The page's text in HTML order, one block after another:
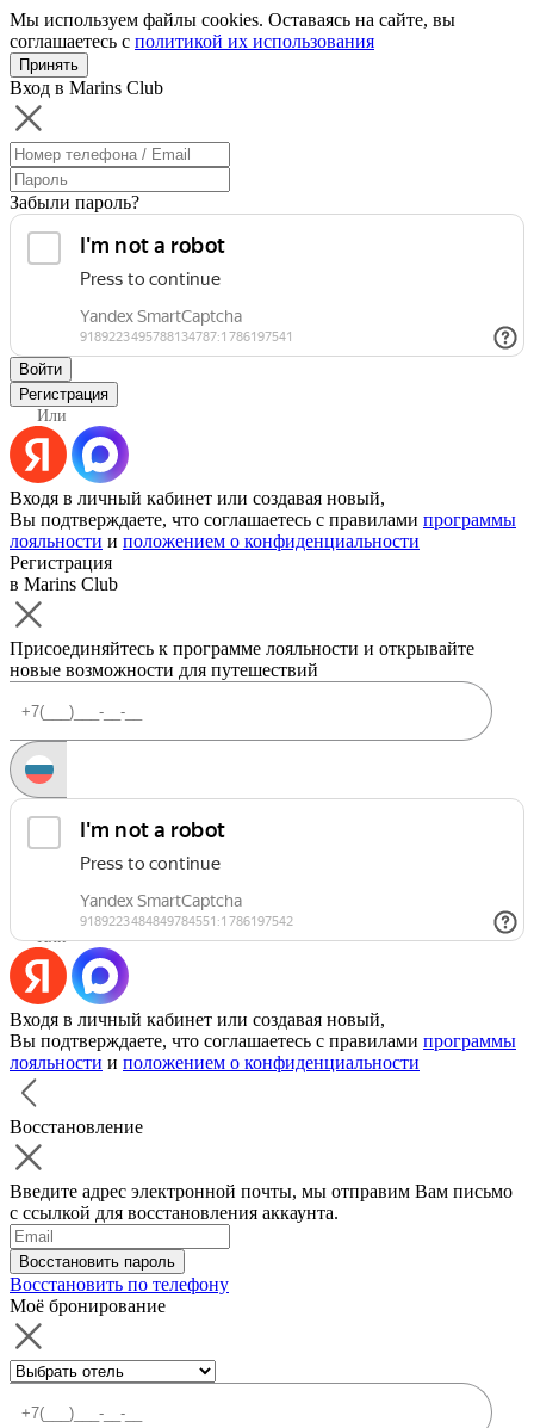
Мы используем файлы cookies. Оставаясь на сайте, вы
соглашаетесь с политикой их использования
Принять
Вход в Marins Club
Забыли пароль?
Войти
Регистрация
Или
Входя в личный кабинет или создавая новый,
Вы подтверждаете, что соглашаетесь с правилами программы
лояльности и положением о конфиденциальности
Регистрация
в Marins Club
Присоединяйтесь к программе лояльности и открывайте
новые возможности для путешествий
Запросить код
Уже есть аккаунт?Войти
Или
Входя в личный кабинет или создавая новый,
Вы подтверждаете, что соглашаетесь с правилами программы
лояльности и положением о конфиденциальности
Восстановление
Введите адрес электронной почты, мы отправим Вам письмо
с ссылкой для восстановления аккаунта.
Восстановить пароль
Восстановить по телефону
Моё бронирование